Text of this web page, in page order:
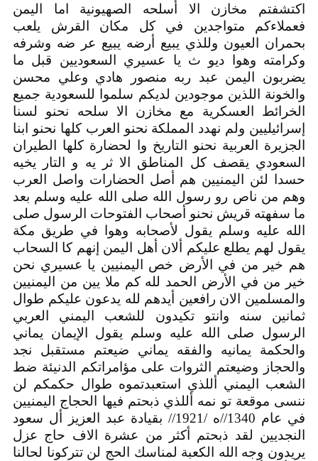
اكتشفتم مخازن الا أسلحه الصهيونية اما اليمن
فعملاءكم متواجدين في كل مكان القرش يلعب
بحمران العيون وللذي يبيع أرضه يبيع عر ضه وشرفه
وكرامته وهوا ديو ث يا عسيري السعوديين قبل ما
يضربون اليمن عبد ربه منصور هادي وعلي محسن
والخونة اللذين موجودين لديكم سلموا للسعودية جميع
الخرائط العسكرية مع مخازن الا سلحه نحنو لسنا
إسرائيليين ولم نهدد المملكة نحنو العرب كلها نحنو ابنا
الجزيرة العربية نحنو التاريخ وا لحضارة كلها الطيران
السعودي يقصف كل المناطق الا ثر يه و التار يخيه
حسدا لئن اليمنيين هم أصل الحضارات واصل العرب
وهم من ناص رو رسول الله صلى الله عليه وسلم بعد
ما سفهته قريش نحنو أصحاب الفتوحات الرسول صلى
الله عليه وسلم يقول لأصحابه وهوا في طريق مكة
يقول لهم يطلع عليكم ألان أهل اليمن إنهم كا السحاب
هم خير من في الأرض خص اليمنيين يا عسيري نحن
خير من في الأرض الحمد لله كم ملا يين من اليمنيين
والمسلمين الان رافعين أيدهم لله يدعون عليكم طوال
ثمانين سنه وانتو تكيدون للشعب اليمني العربي
الرسول صلى الله عليه وسلم يقول الإيمان يماني
والحكمة يمانيه والفقه يماني ضيعتم مستقبل نجد
والحجاز وضيعتم الثروات على مؤامراتكم الدنيئة ضط
الشعب اليمني أللذي استعبدتموه طوال حكمكم لن
ننسى موقعة تو نمه أللذي ذبحتم فيها الحجاج اليمنيين
في عام 1340//ه /1921// بقيادة عبد العزيز أل سعود
النجديين لقد ذبحتم أكثر من عشرة الاف حاج عزل
يريدون وجه الله الكعبة لمناسك الحج لن تتركونا لحالنا